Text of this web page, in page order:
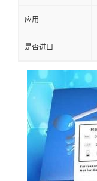
应用
是否进口